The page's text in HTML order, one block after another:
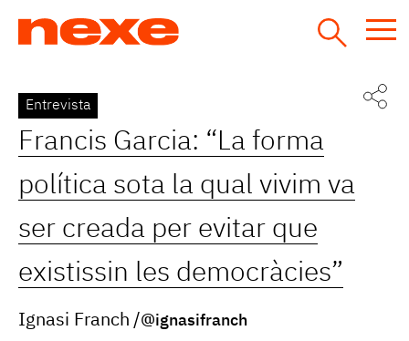
Back
to
top
Entrevista
Francis Garcia: “La forma
política sota la qual vivim va
ser creada per evitar que
existissin les democràcies”
Ignasi Franch @ignasifranch